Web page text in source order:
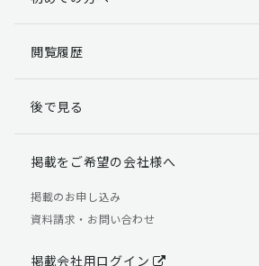
らかじめご了承ください。
個人情報の開示請求について
る権利があります。
「個人情報の取り扱いについて」
【お問合せ先】 個人情報問合せ
TEL：03-5411-7891（平日9:00 ～
閲覧履歴
後で見る
掲載をご希望の会社様へ
掲載のお申し込み
資料請求・お問い合わせ
掲載会社用ログイン